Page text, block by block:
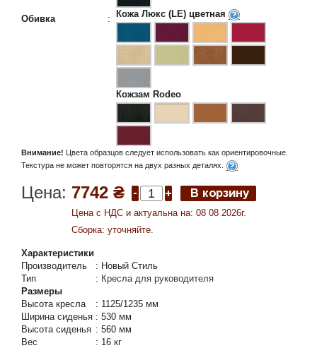
Обивка : Кожа Люкс (LE) цветная
Кожзам Rodeo
Внимание! Цвета образцов следует использовать как ориентировочные.
Текстура не может повторятся на двух разных деталях.
Цена: 7742 ₴
Цена c НДС и актуальна на: 08 08 2026г.
Сборка: уточняйте.
Характеристики
Производитель
: Новый Стиль
Тип
: Кресла для руководителя
Размеры
Высота кресла
: 1125/1235 мм
Ширина сиденья : 530 мм
Высота сиденья : 560 мм
Вес
: 16 кг